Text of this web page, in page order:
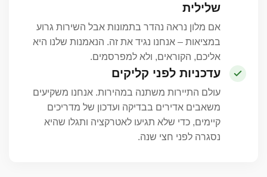
שלילית
אם מלון נראה נהדר בתמונות אבל השירות גרוע
במציאות – אנחנו נגיד את זה. הנאמנות שלנו היא
אליכם, הקוראים, ולא למפרסמים.
עדכניות לפני קליקים
עולם התיירות משתנה במהירות. אנחנו משקיעים
משאבים אדירים בבדיקה ועדכון של מדריכים
קיימים, כדי שלא תגיעו לאטרקציה ותגלו שהיא
נסגרה לפני חצי שנה.